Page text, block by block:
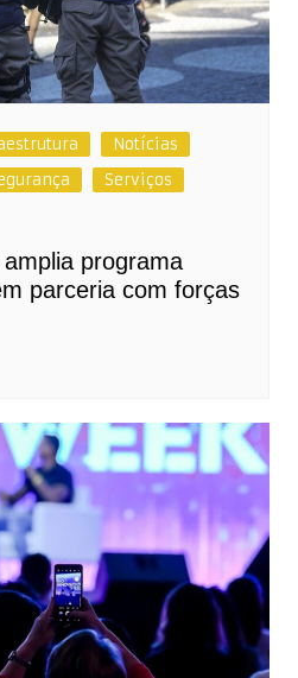
Notícias
Serviços
programa
parceria com forças